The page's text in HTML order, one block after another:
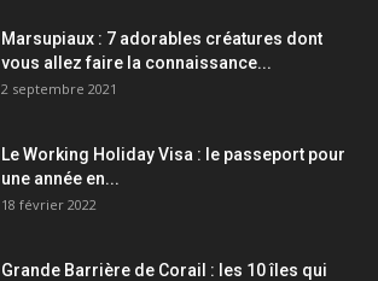
Marsupiaux : 7 adorables créatures dont
vous allez faire la connaissance...
2 septembre 2021
Le Working Holiday Visa : le passeport pour
une année en...
18 février 2022
Grande Barrière de Corail : les 10 îles qui